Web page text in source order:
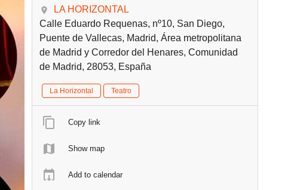
LA HORIZONTAL
Calle Eduardo Requenas, nº10, San Diego,
Puente de Vallecas, Madrid, Área metropolitana
de Madrid y Corredor del Henares, Comunidad
de Madrid, 28053, España
La Horizontal Teatro
Copy link
Show map
Add to calendar